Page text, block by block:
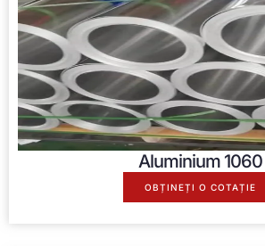
Aluminium1060
OBȚINEȚI O COTAȚIE